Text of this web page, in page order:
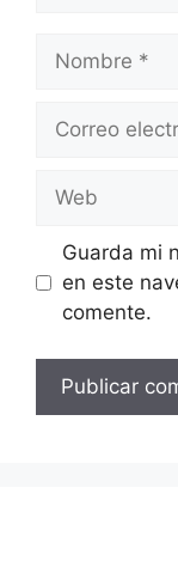
Nombre
Correo
Web
Guarda mi
en este
comente.